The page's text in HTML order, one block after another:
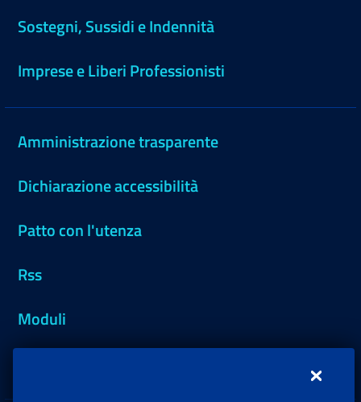
Sostegni, Sussidi e Indennità
Imprese e Liberi Professionisti
Amministrazione trasparente
Dichiarazione accessibilità
Patto con l'utenza
Rss
Moduli